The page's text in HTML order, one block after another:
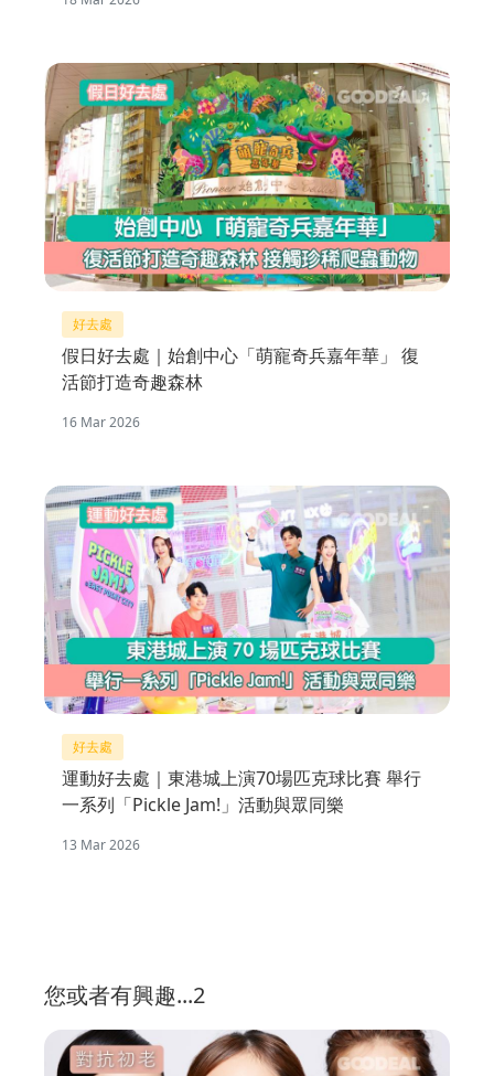
好去處
假日好去處｜始創中心「萌寵奇兵嘉年華」 復
活節打造奇趣森林
16 Mar 2026
好去處
運動好去處｜東港城上演70場匹克球比賽 舉行
一系列「Pickle Jam!」活動與眾同樂
13 Mar 2026
您或者有興趣...2